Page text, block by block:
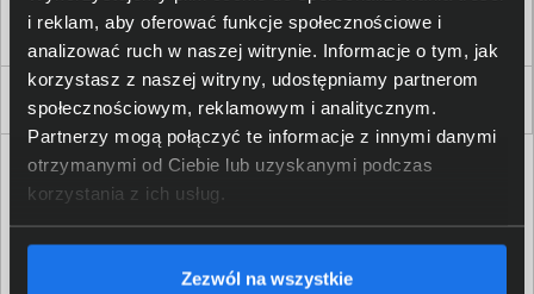
i reklam, aby oferować funkcje społecznościowe i
analizować ruch w naszej witrynie. Informacje o tym, jak
korzystasz z naszej witryny, udostępniamy partnerom
społecznościowym, reklamowym i analitycznym.
Partnerzy mogą połączyć te informacje z innymi danymi
otrzymanymi od Ciebie lub uzyskanymi podczas
korzystania z ich usług.
Zezwól na wszystkie
Zakupy
Delkom 2000